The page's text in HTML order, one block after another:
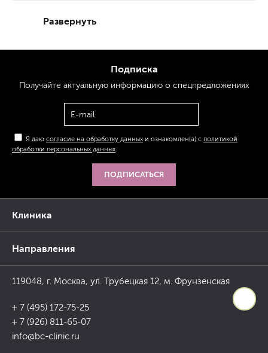
Развернуть
Клиника
Направления
119048, г. Москва, ул. Трубецкая 12, м. Фрунзенская
+ 7 (495) 172-75-25
+ 7 (926) 811-65-07
info@bc-clinic.ru
Подписка
Получайте актуальнуюинформациюо спецпредложениях
Я даю согласие на обработку данных и ознакомлен(а) с политикой
обработки персональных данных
ПОДПИСАТЬСЯ